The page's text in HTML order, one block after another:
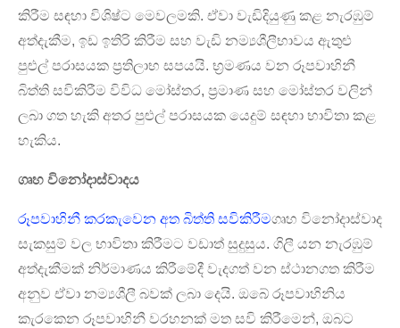
කිරීම සඳහා විශිෂ්ට මෙවලමකි. ඒවා වැඩිදියුණු කළ නැරඹුම්
අත්දැකීම, ඉඩ ඉතිරි කිරීම සහ වැඩි නම්‍යශීලීභාවය ඇතුළු
පුළුල් පරාසයක ප්‍රතිලාභ සපයයි. භ්‍රමණය වන රූපවාහිනී
බිත්ති සවිකිරීම විවිධ මෝස්තර, ප්‍රමාණ සහ මෝස්තර වලින්
ලබා ගත හැකි අතර පුළුල් පරාසයක යෙදුම් සඳහා භාවිතා කළ
හැකිය.
ගෘහ විනෝදාස්වාදය
රූපවාහිනී කරකැවෙන අත බිත්ති සවිකිරීමගෘහ විනෝදාස්වාද
සැකසුම් වල භාවිතා කිරීමට වඩාත් සුදුසුය. ගිලී යන නැරඹුම්
අත්දැකීමක් නිර්මාණය කිරීමේදී වැදගත් වන ස්ථානගත කිරීම
අනුව ඒවා නම්‍යශීලී බවක් ලබා දෙයි. ඔබේ රූපවාහිනිය
කැරකෙන රූපවාහිනී වරහනක් මත සවි කිරීමෙන්, ඔබට